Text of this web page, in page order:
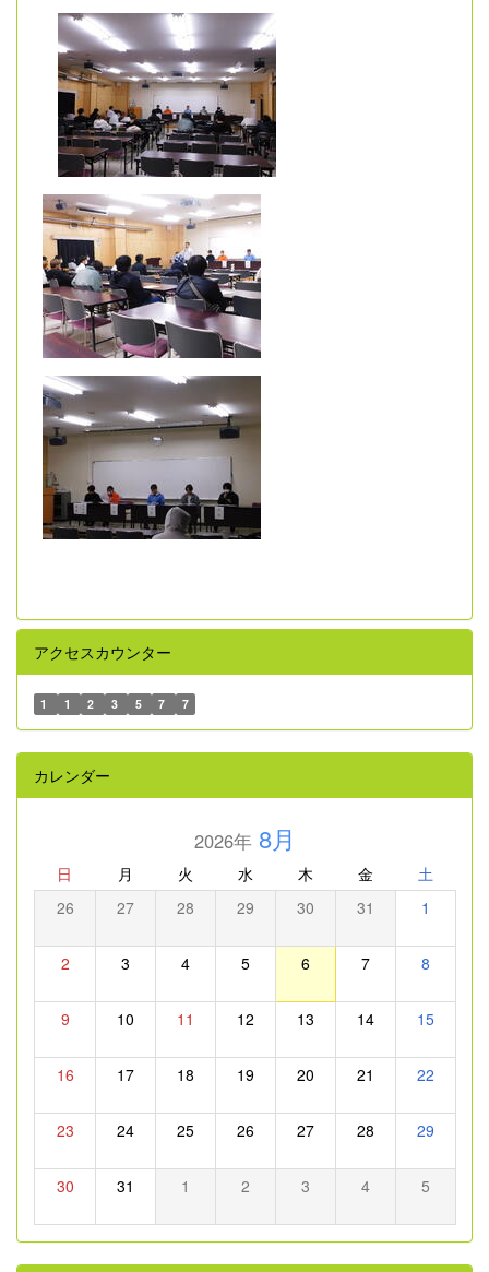
アクセスカウンター
1 1 2 3 5 7 7
カレンダー
2026年8月
日 月 火 水 木 金 土
26 27 28 29 30 31 1
2 3 4 5 6 7 8
9 10 11 12 13 14 15
16 17 18 19 20 21 22
23 24 25 26 27 28 29
30 31 1 2 3 4 5